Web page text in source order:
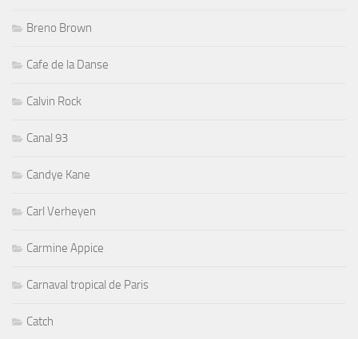
Breno Brown
Cafe de la Danse
Calvin Rock
Canal 93
Candye Kane
Carl Verheyen
Carmine Appice
Carnaval tropical de Paris
Catch